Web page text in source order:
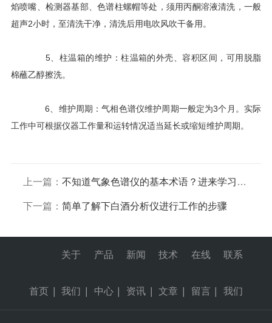
焰喷嘴、检测器基部、色谱柱螺帽等处，须用丙酮溶液清洗，一般
超声2小时，至清洗干净，清洗后用电吹风吹干备用。
5、柱温箱的维护：柱温箱的外壳、容积区间，可用脱脂
棉蘸乙醇擦洗。
6、维护周期：气相色谱仪维护周期一般定为3个月。实际
工作中可根据仪器工作量和运转情况适当延长或缩短维护周期。
上一篇： 不知道气象色谱仪的基本术语？进来学习一下
下一篇： 简单了解下白酒分析仪进行工作的步骤
首页
关于
我们
产品
中心
新闻
资讯
技术
文章
在线
留言
联系
我们